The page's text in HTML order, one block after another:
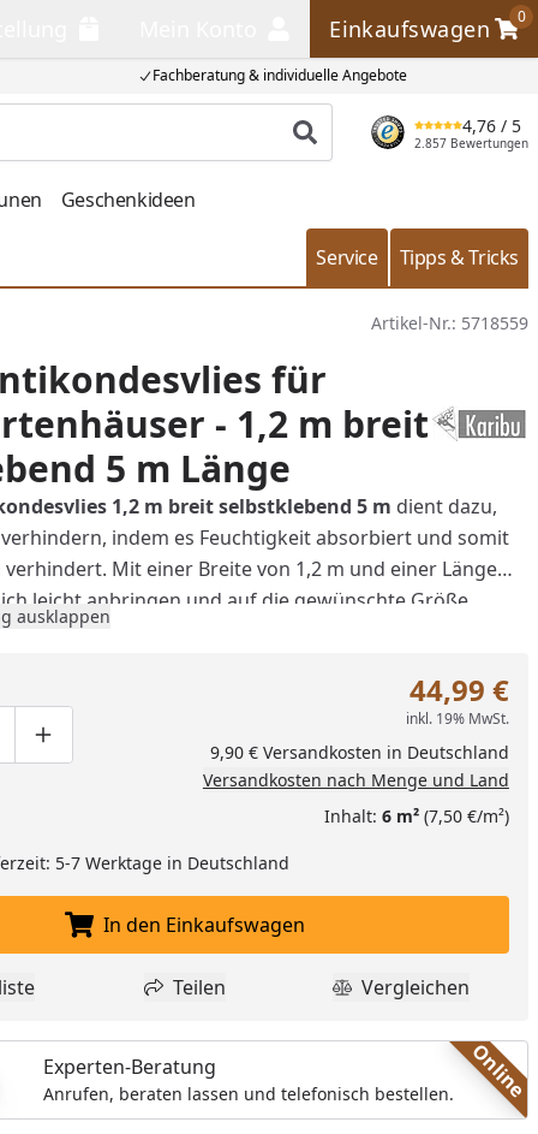
Fachberatung & individuelle Angebote
Einkaufswagen
0
Einkaufswagen
Produkt suchen
4,76 / 5
2.857 Bewertungen
Geschenkideen
Service Tipps & Tricks
Artikel-Nr.: 5718559
für
- 1,2 m breit
5 m Länge
1,2 m breit selbstklebend 5 m dient dazu,
indem es Feuchtigkeit absorbiert und somit
Mit einer Breite von 1,2 m und einer Länge
leicht anbringen und auf die gewünschte Größe
die Selbstklebeigenschaft lässt es sich fest und sicher
Oberfläche zu empfehlen. Ein unverzichtbares
Bau- und Renovierungsprojekte.
ausklappen
um eins verringern
manuell eingeben
Produktmenge um eins erhöhen
44,99 €
inkl. 19% MwSt.
9,90 € Versandkosten in Deutschland
Versandkosten nach Menge und Land
Inhalt: 6 m²(7,50 €/m²)
5-7 Werktage in Deutschland
In den Einkaufswagen legen
In den Einkaufswagen
zur Wunschliste hinzufügen
Teilen
Teilen Produkt
Vergleichen
Online
Experten-Beratung
Anrufen, beraten lassen und telefonisch bestellen.